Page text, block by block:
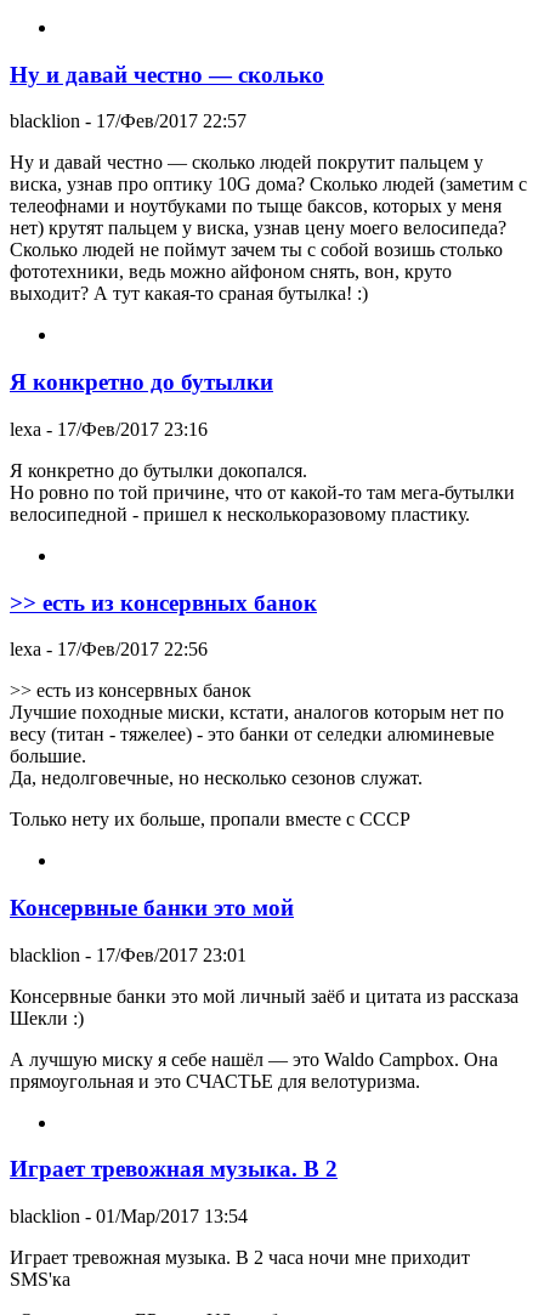
Ну и давай честно — сколько
blacklion - 17/Фев/2017 22:57
Ну и давай честно — сколько людей покрутит пальцем у
виска, узнав про оптику 10G дома? Сколько людей (заметим с
телеофнами и ноутбуками по тыще баксов, которых у меня
нет) крутят пальцем у виска, узнав цену моего велосипеда?
Сколько людей не поймут зачем ты с собой возишь столько
фототехники, ведь можно айфоном снять, вон, круто
выходит? А тут какая-то сраная бутылка! :)
Я конкретно до бутылки
lexa - 17/Фев/2017 23:16
Я конкретно до бутылки докопался.
Но ровно по той причине, что от какой-то там мега-бутылки
велосипедной - пришел к несколькоразовому пластику.
>> есть из консервных банок
lexa - 17/Фев/2017 22:56
>> есть из консервных банок
Лучшие походные миски, кстати, аналогов которым нет по
весу (титан - тяжелее) - это банки от селедки алюминевые
большие.
Да, недолговечные, но несколько сезонов служат.
Только нету их больше, пропали вместе с СССР
Консервные банки это мой
blacklion - 17/Фев/2017 23:01
Консервные банки это мой личный заёб и цитата из рассказа
Шекли :)
А лучшую миску я себе нашёл — это Waldo Campbox. Она
прямоугольная и это СЧАСТЬЕ для велотуризма.
Играет тревожная музыка. В 2
blacklion - 01/Мар/2017 13:54
Играет тревожная музыка. В 2 часа ночи мне приходит
SMS'ка